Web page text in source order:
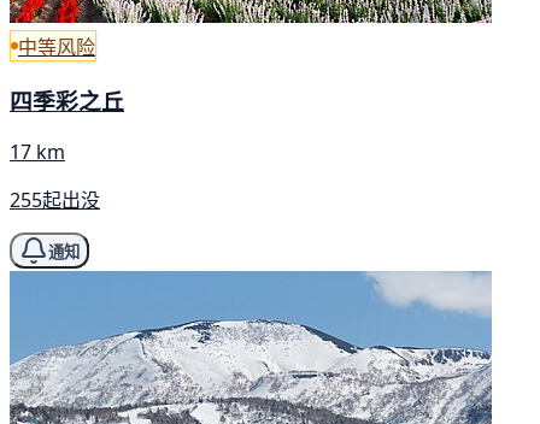
中等风险
四季彩之丘
17 km
255起出没
通知